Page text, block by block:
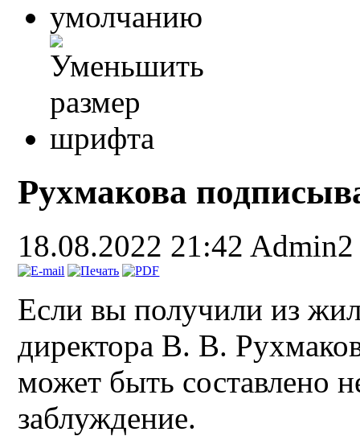
Рухмакова
18.08.2022 21:42 Admin2
Если вы получили из
директора В. В.
может быть составлено
заблуждение.